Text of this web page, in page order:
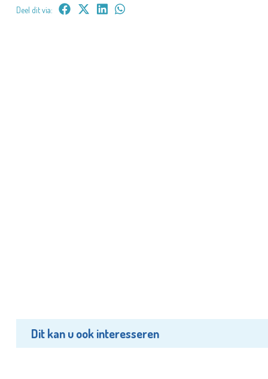
Deel dit via:
Dit kan u ook interesseren